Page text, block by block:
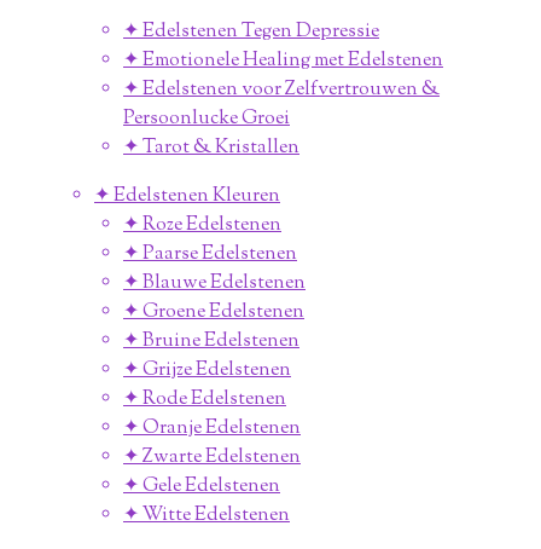
✦ Edelstenen Tegen Depressie
✦ Emotionele Healing met Edelstenen
✦ Edelstenen voor Zelfvertrouwen &
Persoonlucke Groei
✦ Tarot & Kristallen
✦ Edelstenen Kleuren
✦ Roze Edelstenen
✦ Paarse Edelstenen
✦ Blauwe Edelstenen
✦ Groene Edelstenen
✦ Bruine Edelstenen
✦ Grijze Edelstenen
✦ Rode Edelstenen
✦ Oranje Edelstenen
✦ Zwarte Edelstenen
✦ Gele Edelstenen
✦ Witte Edelstenen